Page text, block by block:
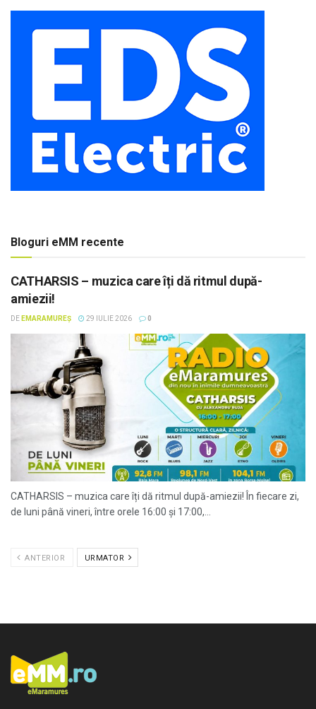
Bloguri eMM recente
CATHARSIS – muzica care îți dă ritmul după-
amiezii!
DE EMARAMUREȘ 29 IULIE 2026 0
CATHARSIS – muzica care îți dă ritmul după-amiezii! În fiecare zi,
de luni până vineri, între orele 16:00 și 17:00,...
ANTERIOR URMATOR